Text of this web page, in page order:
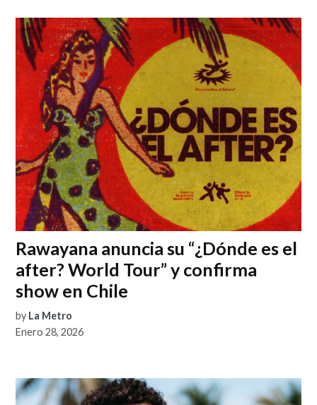
Rawayana anuncia su “¿Dónde es el
after? World Tour” y confirma
show en Chile
by La Metro
Enero 28, 2026